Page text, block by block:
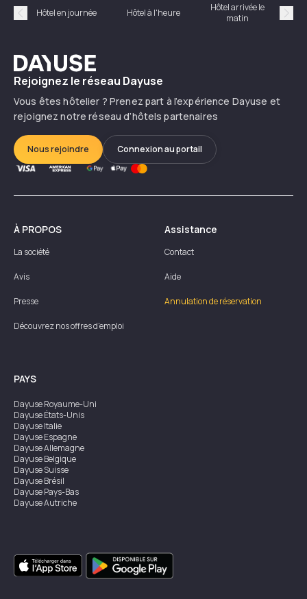
Précédent
Hôtel en journée Hôtel à l'heure
Hôtel arrivée le
matin
Dayuse
Rejoignez le réseau Dayuse
Vous êtes hôtelier ? Prenez part à l’expérience Dayuse et
rejoignez notre réseau d’hôtels partenaires
Nous rejoindre Connexion au portail
À PROPOS
La société
Avis
Presse
Découvrez nos offres d'emploi
Assistance
Contact
Aide
Annulation de réservation
PAYS
DayuseRoyaume-Uni
DayuseÉtats-Unis
DayuseItalie
DayuseEspagne
DayuseAllemagne
DayuseBelgique
DayuseSuisse
DayuseBrésil
DayusePays-Bas
DayuseAutriche
DayuseSingapour
DayuseSuède
DayuseThaïlande